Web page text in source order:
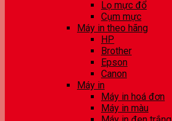
Lọ mực đổ
Cụm mực
Máy in theo hãng
HP
Brother
Epson
Canon
Máy in
Máy in hoá đơn
Máy in màu